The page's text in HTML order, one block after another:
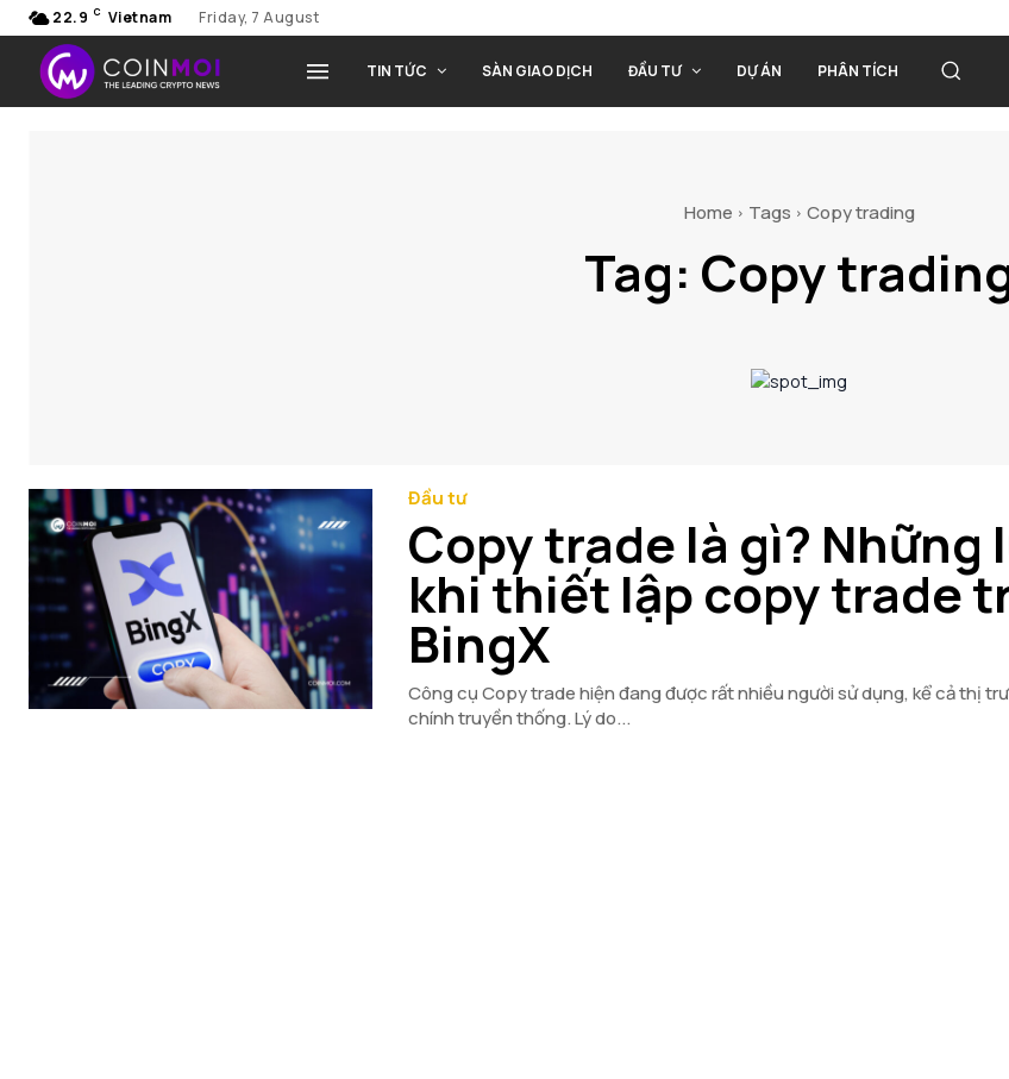
22.9 C Vietnam Friday, 7 August
TIN TỨC SÀN GIAO DỊCH ĐẦU TƯ DỰ ÁN PHÂN TÍCH
Home Tags Copy trading
Tag: Copy
Đầu tư
Copy trade là gì? Những
khi thiết lập copy trade
BingX
Công cụ Copy trade hiện đang được rất nhiều người sử dụng, kể cả thị
chính truyền thống. Lý do...